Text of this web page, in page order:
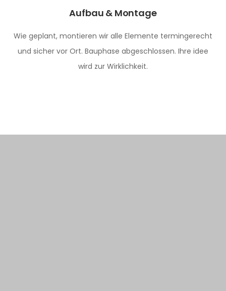
Aufbau & Montage
Wie geplant, montieren wir alle Elemente termingerecht
und sicher vor Ort. Bauphase abgeschlossen. Ihre idee
wird zur Wirklichkeit.